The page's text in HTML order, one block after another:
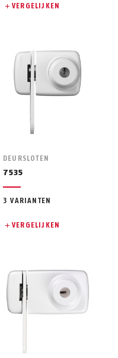
VERGELIJKEN
DEURSLOTEN
7535
3 VARIANTEN
VERGELIJKEN